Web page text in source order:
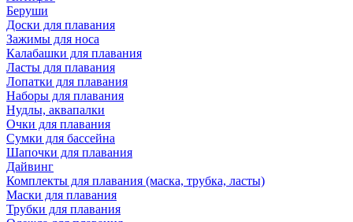
Беруши
Доски для плавания
Зажимы для носа
Калабашки для плавания
Ласты для плавания
Лопатки для плавания
Наборы для плавания
Нудлы, аквапалки
Очки для плавания
Сумки для бассейна
Шапочки для плавания
Дайвинг
Комплекты для плавания (маска, трубка, ласты)
Маски для плавания
Трубки для плавания